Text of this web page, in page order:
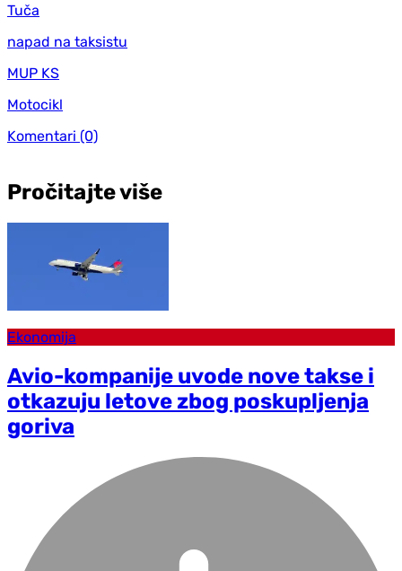
Tuča
napad na taksistu
MUP KS
Motocikl
Komentari (0)
Pročitajte više
Ekonomija
Avio-kompanije uvode nove takse i
otkazuju letove zbog poskupljenja
goriva